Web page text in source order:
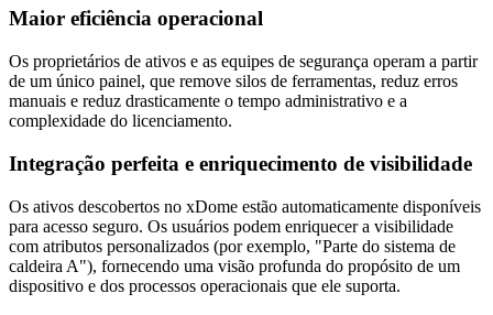
Maior eficiência operacional
Os proprietários de ativos e as equipes de segurança operam a partir
de um único painel, que remove silos de ferramentas, reduz erros
manuais e reduz drasticamente o tempo administrativo e a
complexidade do licenciamento.
Integração perfeita e enriquecimento de visibilidade
Os ativos descobertos no xDome estão automaticamente disponíveis
para acesso seguro. Os usuários podem enriquecer a visibilidade
com atributos personalizados (por exemplo, "Parte do sistema de
caldeira A"), fornecendo uma visão profunda do propósito de um
dispositivo e dos processos operacionais que ele suporta.